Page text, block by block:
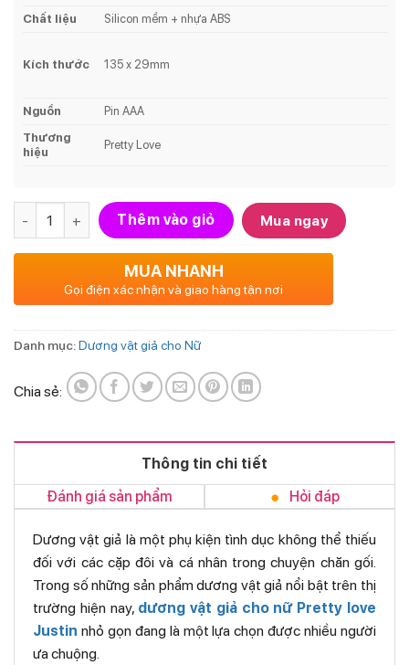
Chất liệu Silicon mềm + nhựa ABS
Kích thước 135 x 29mm
Nguồn
Pin AAA
Thương
hiệu
Pretty Love
Thêm vào giỏ Mua ngay
MUA NHANH
Gọi điện xác nhận và giao hàng tận nơi
Danh mục:Dương vật giả cho Nữ
Chia sẻ:
Thông tin chi tiết
Đánh giá sản phẩm
Hỏi đáp
Dương vật giả là một phụ kiện tình dục không thể thiếu
đối với các cặp đôi và cá nhân trong chuyện chăn gối.
Trong số những sản phẩm dương vật giả nổi bật trên thị
trường hiện nay, dương vật giả cho nữ Pretty love
Justin nhỏ gọn đang là một lựa chọn được nhiều người
ưa chuộng.